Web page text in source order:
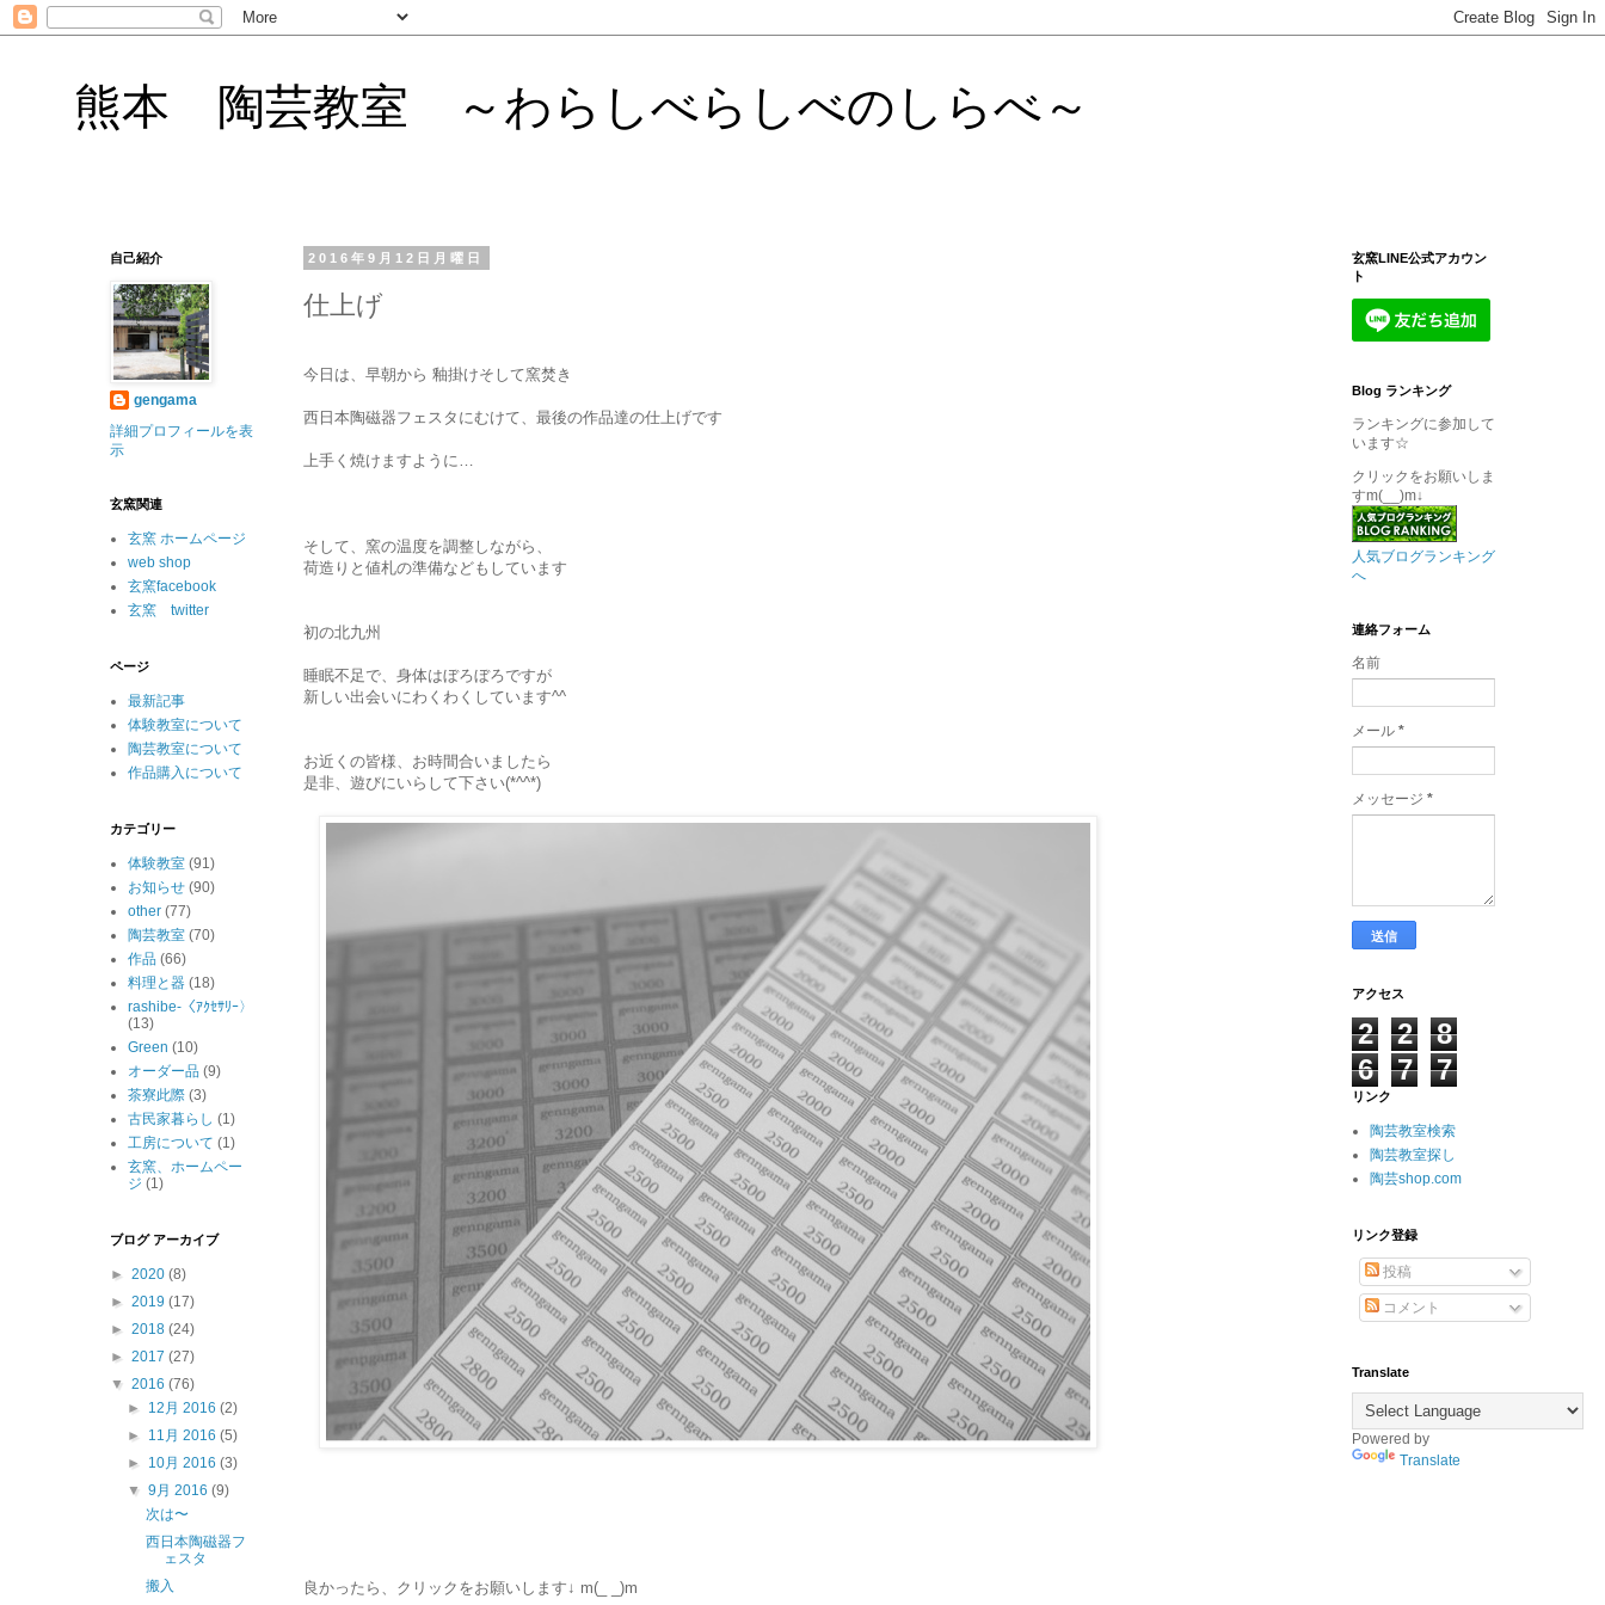
熊本 陶芸教室 ～わらしべらしべのしらべ～
2016年9月12日月曜日
仕上げ
今日は、早朝から 釉掛けそして窯焚き
西日本陶磁器フェスタにむけて、最後の作品達の仕上げです
上手く焼けますように…
そして、窯の温度を調整しながら、
荷造りと値札の準備などもしています
初の北九州
睡眠不足で、身体はぼろぼろですが
新しい出会いにわくわくしています^^
お近くの皆様、お時間合いましたら
是非、遊びにいらして下さい(*^^*)
良かったら、クリックをお願いします↓ m(_ _)m
自己紹介
gengama
詳細プロフィールを表
示
玄窯関連
玄窯 ホームページ
web shop
玄窯facebook
玄窯 twitter
ページ
最新記事
体験教室について
陶芸教室について
作品購入について
カテゴリー
体験教室 (91)
お知らせ (90)
other (77)
陶芸教室 (70)
作品 (66)
料理と器 (18)
rashibe-〈ｱｸｾｻﾘｰ〉
(13)
Green (10)
オーダー品 (9)
茶寮此際 (3)
古民家暮らし (1)
工房について (1)
玄窯、ホームペー
ジ (1)
ブログ アーカイブ
► 2020 (8)
► 2019 (17)
► 2018 (24)
► 2017 (27)
▼ 2016 (76)
► 12月 2016(2)
► 11月 2016(5)
► 10月 2016(3)
▼9月 2016(9)
次は〜
西日本陶磁器フ
ェスタ
搬入
玄窯LINE公式アカウン
ト
Blog ランキング
ランキングに参加して
います☆
クリックをお願いしま
すm(__)m↓
人気ブログランキング
へ
連絡フォーム
名前
メール *
メッセージ *
アクセス
2 2
8
6
7 7
リンク
陶芸教室検索
陶芸教室探し
陶芸shop.com
リンク登録
投稿
コメント
Translate
Powered by
Translate